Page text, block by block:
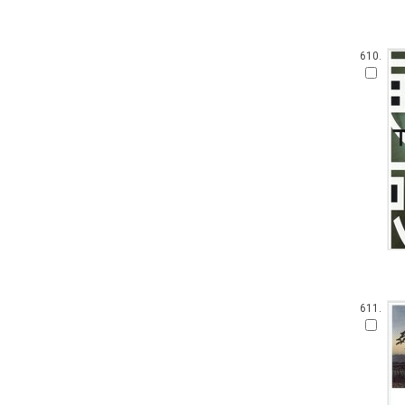
610.
611.